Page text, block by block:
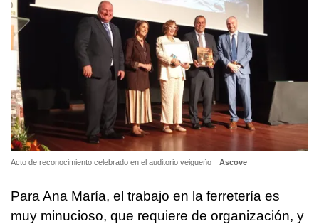
Acto de reconocimiento celebrado en el auditorio veigueño Ascove
Para Ana María, el trabajo en la ferretería es
muy minucioso, que requiere de organización, y